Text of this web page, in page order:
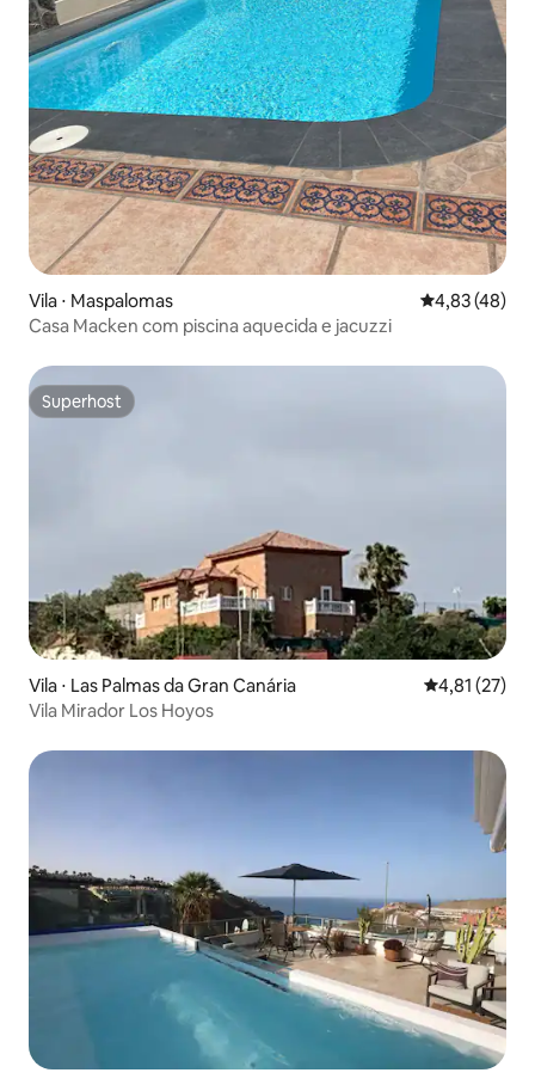
Vila ⋅ Maspalomas 4,83 de uma
4,83 (48)
Casa Macken com piscina aquecida e jacuzzi
Superhost
Superhost
Vila ⋅ Las Palmas da Gran Canária 4,81 de uma
4,81 (27)
Vila Mirador Los Hoyos